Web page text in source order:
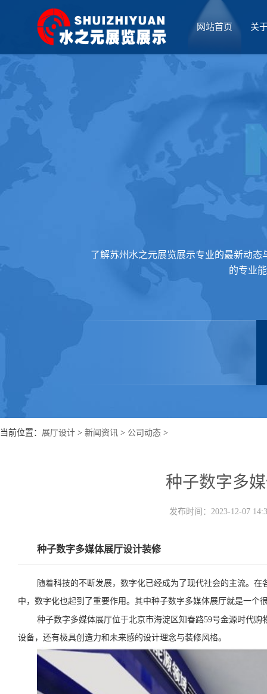
网站首页 关
了解苏州水之元展览展示专业的最新动
的专业
当前位置： 展厅设计 > 新闻资讯 > 公司动态 >
种子数字多
发布时间：2023-12-07
种子数字多媒体展厅设计装修
随着科技的不断发展，数字化已经成为了现代社会的主流。
中，数字化也起到了重要作用。其中种子数字多媒体展厅就是一个
种子数字多媒体展厅位于北京市海淀区知春路59号金源时代
设备，还有极具创造力和未来感的设计理念与装修风格。